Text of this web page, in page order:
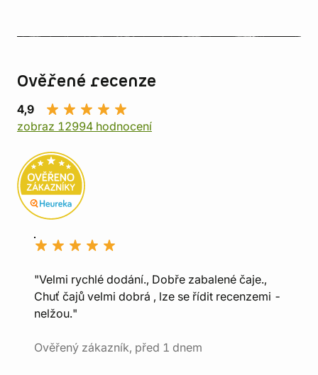
Ověřené recenze
4,9
zobraz 12994 hodnocení
"Velmi rychlé dodání., Dobře zabalené čaje.,
Chuť čajů velmi dobrá , lze se řídit recenzemi -
nelžou."
Ověřený zákazník, před 1 dnem